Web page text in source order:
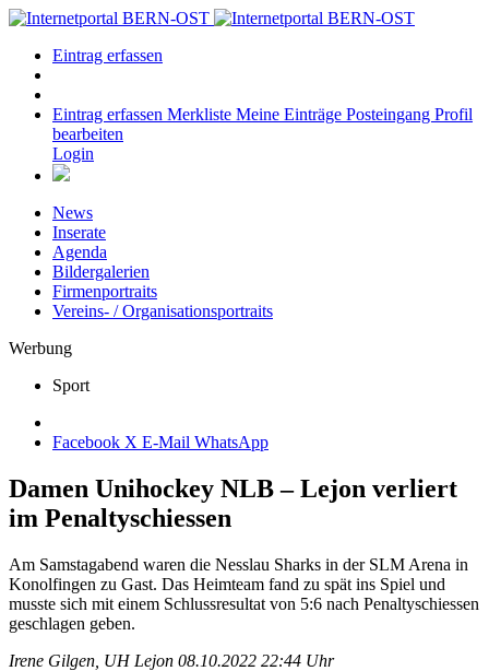
Eintrag erfassen
Eintrag erfassen Merkliste Meine Einträge Posteingang Profil
bearbeiten
Login
News
Inserate
Agenda
Bildergalerien
Firmenportraits
Vereins- / Organisationsportraits
Werbung
Sport
Facebook X E-Mail WhatsApp
Damen Unihockey NLB – Lejon verliert
im Penaltyschiessen
Am Samstagabend waren die Nesslau Sharks in der SLM Arena in
Konolfingen zu Gast. Das Heimteam fand zu spät ins Spiel und
musste sich mit einem Schlussresultat von 5:6 nach Penaltyschiessen
geschlagen geben.
Irene Gilgen, UH Lejon 08.10.2022 22:44 Uhr